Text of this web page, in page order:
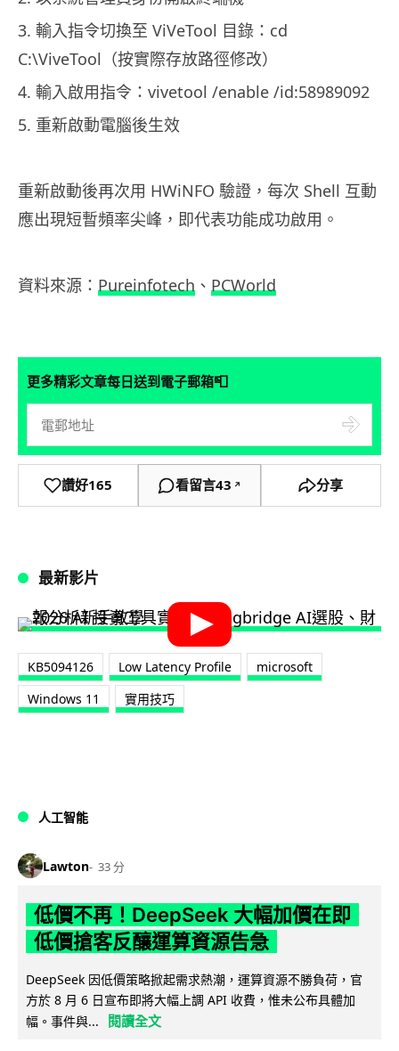
3. 輸入指令切換至 ViVeTool 目錄：cd
C:\ViveTool（按實際存放路徑修改）
4. 輸入啟用指令：vivetool /enable /id:58989092
5. 重新啟動電腦後生效
重新啟動後再次用 HWiNFO 驗證，每次 Shell 互動
應出現短暫頻率尖峰，即代表功能成功啟用。
資料來源： Pureinfotech 、 PCWorld
更多精彩文章每日送到電子郵箱📮
讚好165 看留言43 ↗ 分享
最新影片
KB5094126 Low Latency Profile
microsoft
Windows 11
實用技巧
人工智能
Lawton 33 分
低價不再！DeepSeek 大幅加價在即
低價搶客反釀運算資源告急
DeepSeek 因低價策略掀起需求熱潮，運算資源不勝負荷，官
方於 8 月 6 日宣布即將大幅上調 API 收費，惟未公布具體加
幅。事件與...
閱讀全文